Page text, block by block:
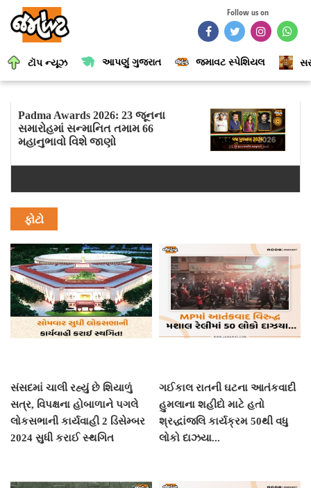
Follow us on
ટૉપ ન્યૂઝ આપણું ગુજરાત જમાવટ સ્પેશિયલ
Padma Awards 2026: 23 જૂનના
સમારોહમાં સન્માનિત તમામ 66
મહાનુભાવો વિશે જાણો
ફોટો
સંસદમાં ચાલી રહ્યું છે શિયાળું
સત્ર, વિપક્ષના હોબાળાને પગલે
લોકસભાની કાર્યવાહી 2 ડિસેમ્બર
2024 સુધી કરાઈ સ્થગિત
ગઈકાલ રાતની ઘટના આતંકવાદી
હુમલાના શહીદો માટે હતો
શ્રદ્ધાંજલિ કાર્યક્રમ 50થી વધુ
લોકો દાઝયા...